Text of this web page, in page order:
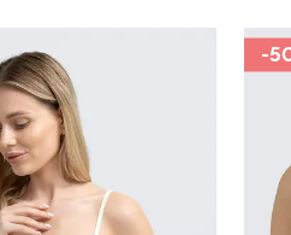
-
Безшовні легінси
(чорний) Giulia